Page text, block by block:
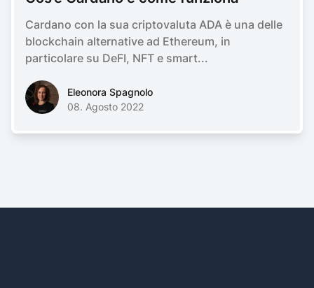
Cardano con la sua criptovaluta ADA è una delle
blockchain alternative ad Ethereum, in
particolare su DeFI, NFT e smart...
Eleonora SpagnoloEleonora Spagnolo
Eleonora Spagnolo
08. Agosto 2022